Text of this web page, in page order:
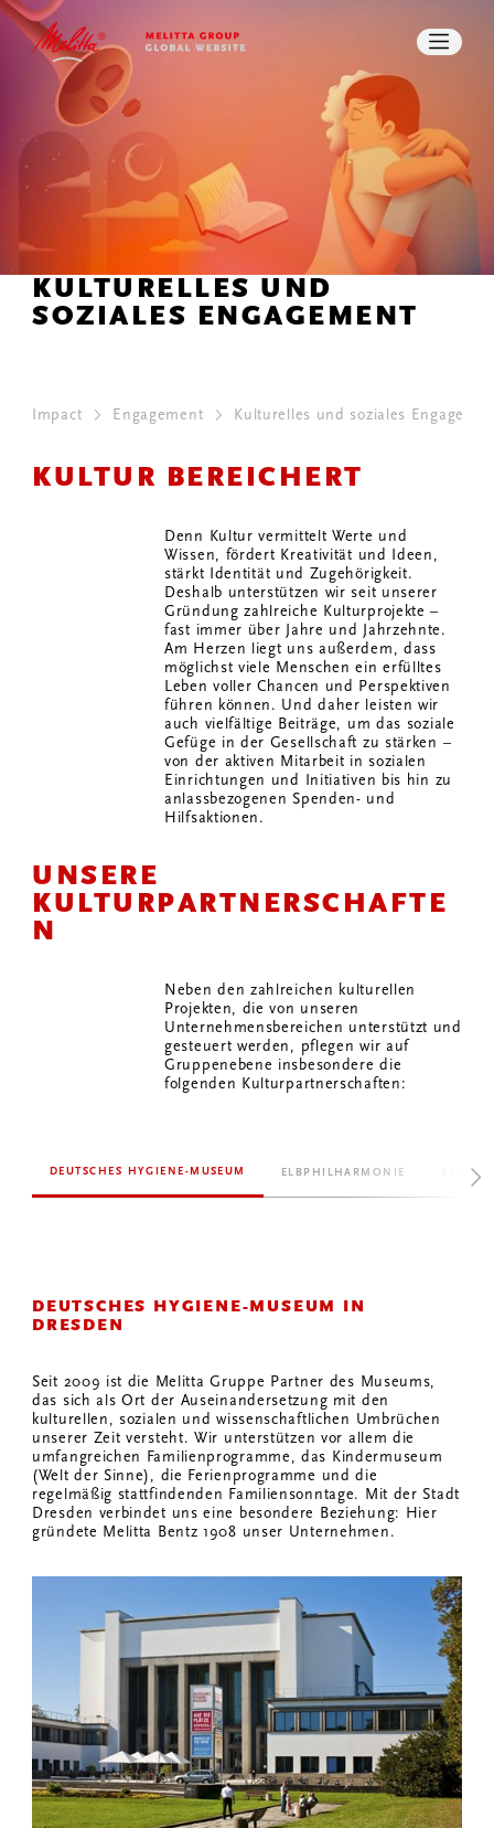
KULTURELLES UND SOZIALES
ENGAGEMENT
SPORTPARTNERSCHAFTEN
PRESSE
DOWNLOADS
SUCHE
KONTAKT
KULTURELLES UND
SOZIALES ENGAGEMENT
Impact Engagement Kulturelles und soziales
KULTUR BEREICHERT
Denn Kultur vermittelt Werte und
Wissen, fördert Kreativität und Ideen,
stärkt Identität und Zugehörigkeit.
Deshalb unterstützen wir seit unserer
Gründung zahlreiche Kulturprojekte –
fast immer über Jahre und Jahrzehnte.
Am Herzen liegt uns außerdem, dass
möglichst viele Menschen ein erfülltes
Leben voller Chancen und Perspektiven
führen können. Und daher leisten wir
auch vielfältige Beiträge, um das soziale
Gefüge in der Gesellschaft zu stärken –
von der aktiven Mitarbeit in sozialen
Einrichtungen und Initiativen bis hin zu
anlassbezogenen Spenden- und
Hilfsaktionen.
UNSERE
KULTURPARTNERSCHAFTE
N
Neben den zahlreichen kulturellen
Projekten, die von unseren
Unternehmensbereichen unterstützt und
gesteuert werden, pflegen wir auf
Gruppenebene insbesondere die
folgenden Kulturpartnerschaften:
DEUTSCHES HYGIENE-MUSEUM ELBPHILHARMONIE
DEUTSCHES HYGIENE-MUSEUM IN
DRESDEN
Seit 2009 ist die Melitta Gruppe Partner des Museums,
das sich als Ort der Auseinandersetzung mit den
kulturellen, sozialen und wissenschaftlichen Umbrüchen
unserer Zeit versteht. Wir unterstützen vor allem die
umfangreichen Familienprogramme, das Kindermuseum
(Welt der Sinne), die Ferienprogramme und die
regelmäßig stattfindenden Familiensonntage. Mit der Stadt
Dresden verbindet uns eine besondere Beziehung: Hier
gründete Melitta Bentz 1908 unser Unternehmen.